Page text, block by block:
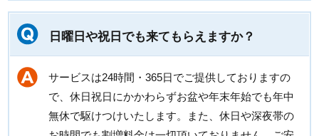
日曜日や祝日でも来てもらえますか？
サービスは24時間・365日でご提供しておりますの
で、休日祝日にかかわらずお盆や年末年始でも年中
無休で駆けつけいたします。また、休日や深夜帯の